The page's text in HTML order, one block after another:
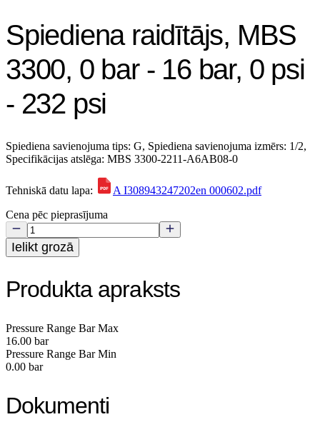
Spiediena raidītājs, MBS
3300, 0 bar - 16 bar, 0 psi
- 232 psi
Spiediena savienojuma tips: G, Spiediena savienojuma izmērs: 1/2,
Specifikācijas atslēga: MBS 3300-2211-A6AB08-0
Tehniskā datu lapa:
A I308943247202en 000602.pdf
Cena pēc pieprasījuma
Ielikt grozā
Produkta apraksts
Pressure Range Bar Max
16.00 bar
Pressure Range Bar Min
0.00 bar
Dokumenti